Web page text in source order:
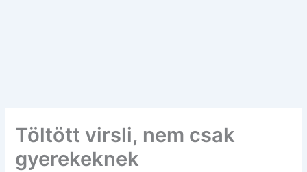
Töltött virsli, nem csak
gyerekeknek